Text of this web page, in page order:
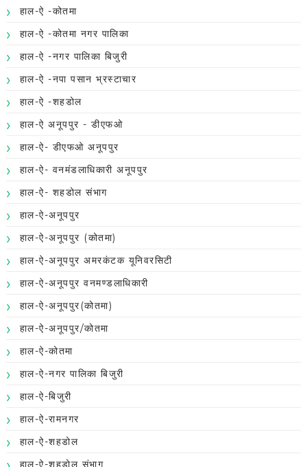
हाल-ऐ -कोतमा
हाल-ऐ -कोतमा नगर पालिका
हाल-ऐ -नगर पालिका बिजुरी
हाल-ऐ -नपा पसान भ्रस्टाचार
हाल-ऐ -शहडोल
हाल-ऐ अनूपपुर - डीएफओ
हाल-ऐ- डीएफओ अनूपपुर
हाल-ऐ- वनमंडलाधिकारी अनूपपुर
हाल-ऐ- शहडोल संभाग
हाल-ऐ-अनूपपुर
हाल-ऐ-अनूपपुर (कोतमा)
हाल-ऐ-अनूपपुर अमरकंटक यूनिवरसिटी
हाल-ऐ-अनूपपुर वनमण्डलाधिकारी
हाल-ऐ-अनूपपुर(कोतमा)
हाल-ऐ-अनूपपुर/कोतमा
हाल-ऐ-कोतमा
हाल-ऐ-नगर पालिका बिजुरी
हाल-ऐ-बिजुरी
हाल-ऐ-रामनगर
हाल-ऐ-शहडोल
हाल-ऐ-शहडोल संभाग